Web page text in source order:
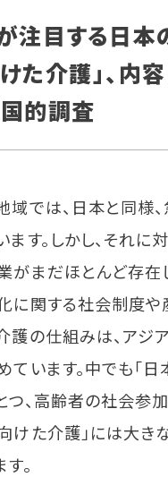
注目する日本
た介護」、内
的調査
域では、日本と同様
ます。しかし、それに
がまだほとんど存在
に関する社会制度
護の仕組みは、アジ
ています。中でも「日
つ、高齢者の社会参
けた介護」には大き
。